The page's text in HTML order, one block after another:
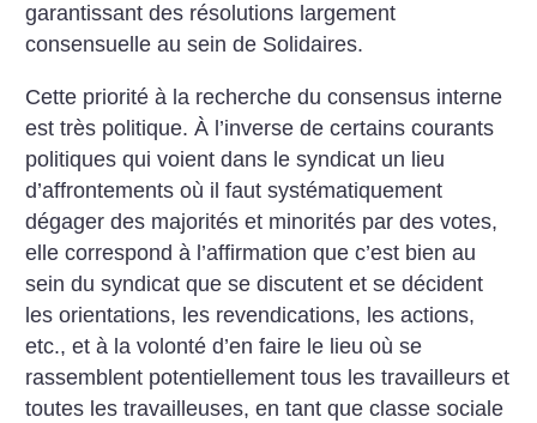
garantissant des résolutions largement
consensuelle au sein de Solidaires.
Cette priorité à la recherche du consensus interne
est très politique. À l’inverse de certains courants
politiques qui voient dans le syndicat un lieu
d’affrontements où il faut systématiquement
dégager des majorités et minorités par des votes,
elle correspond à l’affirmation que c’est bien au
sein du syndicat que se discutent et se décident
les orientations, les revendications, les actions,
etc., et à la volonté d’en faire le lieu où se
rassemblent potentiellement tous les travailleurs et
toutes les travailleuses, en tant que classe sociale